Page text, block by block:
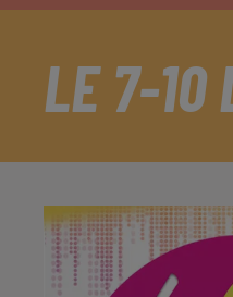
LE 7-10